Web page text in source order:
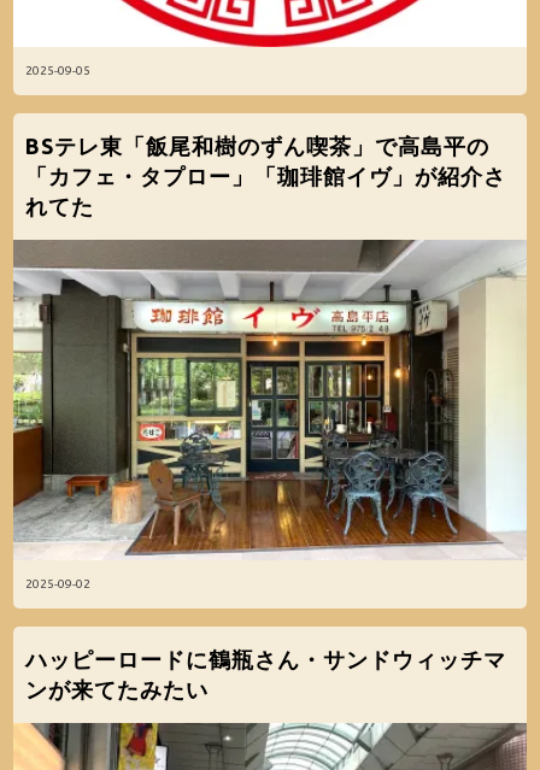
2025-09-05
2025-09-02
BSテレ東「飯尾和樹のずん喫茶」で高島平の
「カフェ・タプロー」「珈琲館イヴ」が紹介さ
れてた
ハッピーロードに鶴瓶さん・サンドウィッチマ
ンが来てたみたい